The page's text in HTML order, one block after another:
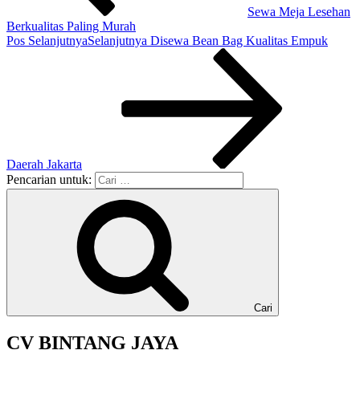
Sewa Meja Lesehan
Berkualitas Paling Murah
Pos SelanjutnyaSelanjutnya Disewa Bean Bag Kualitas Empuk
Daerah Jakarta
Pencarian untuk:
Cari
CV BINTANG JAYA